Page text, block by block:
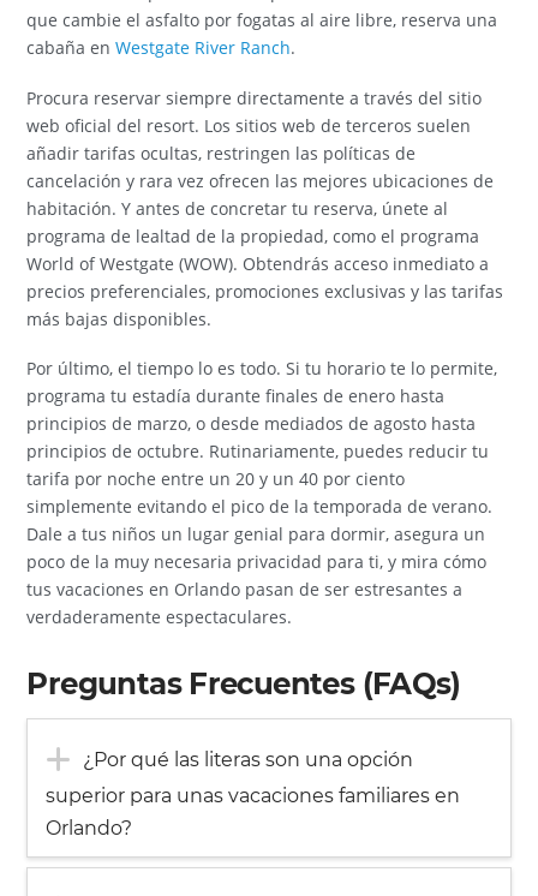
que cambie el asfalto por fogatas al aire libre, reserva una
cabaña enWestgate River Ranch.
Procura reservar siempre directamente a través del sitio
web oficial del resort. Los sitios web de terceros suelen
añadir tarifas ocultas, restringen las políticas de
cancelación y rara vez ofrecen las mejores ubicaciones de
habitación. Y antes de concretar tu reserva, únete al
programa de lealtad de la propiedad, como el programa
World of Westgate (WOW). Obtendrás acceso inmediato a
precios preferenciales, promociones exclusivas y las tarifas
más bajas disponibles.
Por último, el tiempo lo es todo. Si tu horario te lo permite,
programa tu estadía durante finales de enero hasta
principios de marzo, o desde mediados de agosto hasta
principios de octubre. Rutinariamente, puedes reducir tu
tarifa por noche entre un 20 y un 40 por ciento
simplemente evitando el pico de la temporada de verano.
Dale a tus niños un lugar genial para dormir, asegura un
poco de la muy necesaria privacidad para ti, y mira cómo
tus vacaciones en Orlando pasan de ser estresantes a
verdaderamente espectaculares.
Preguntas Frecuentes (FAQs)
¿Por qué las literas son una opción
superior para unas vacaciones familiares en
Orlando?